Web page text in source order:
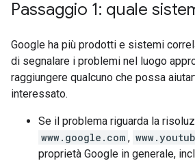
Passaggio 1: quale
Google ha più prodotti e sistemi
di segnalare i problemi nel luogo
raggiungere qualcuno che possa
interessato.
Se il problema riguarda la
www.google.com ,
proprietà Google in generale,